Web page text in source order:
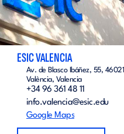
ESIC VALENCIA
Av. de Blasco Ibáñez, 55, 46021
València, Valencia
+34 96 361 48 11
info.valencia@esic.edu
Google Maps